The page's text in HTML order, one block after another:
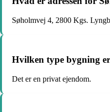
Søholmvej 4, 2800 Kgs.
Hvilken type bygning
Det er en privat ejendom.